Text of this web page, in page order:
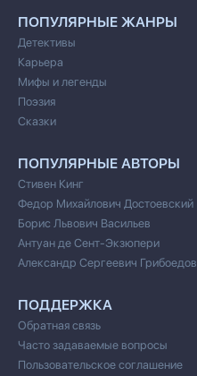
ПОПУЛЯРНЫЕ ЖАНРЫ
Детективы
Карьера
Мифы и легенды
Поэзия
Сказки
ПОПУЛЯРНЫЕ АВТОРЫ
Стивен Кинг
Федор Михайлович Достоевский
Борис Львович Васильев
Антуан де Сент-Экзюпери
Александр Сергеевич Грибоедов
ПОДДЕРЖКА
Обратная связь
Часто задаваемые вопросы
Пользовательское соглашение